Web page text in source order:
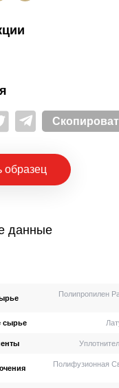
образец
данные
Полипропилен
сырье
Полифузионная